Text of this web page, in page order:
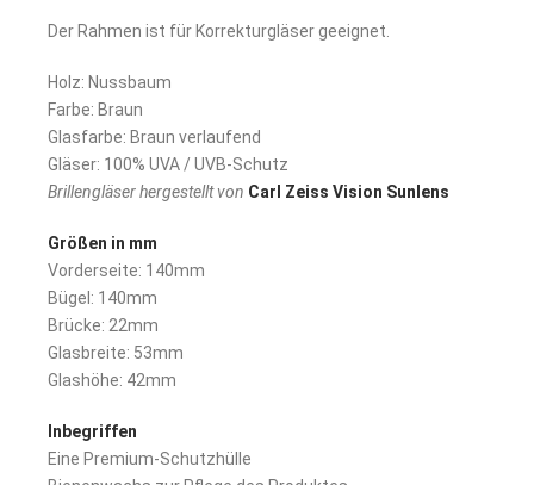
Der Rahmen ist für Korrekturgläser geeignet.
Holz: Nussbaum
Farbe: Braun
Glasfarbe: Braun verlaufend
Gläser: 100% UVA / UVB-Schutz
Brillengläser hergestellt von Carl Zeiss Vision Sunlens
Größen in mm
Vorderseite: 140mm
Bügel: 140mm
Brücke: 22mm
Glasbreite: 53mm
Glashöhe: 42mm
Inbegriffen
Eine Premium-Schutzhülle